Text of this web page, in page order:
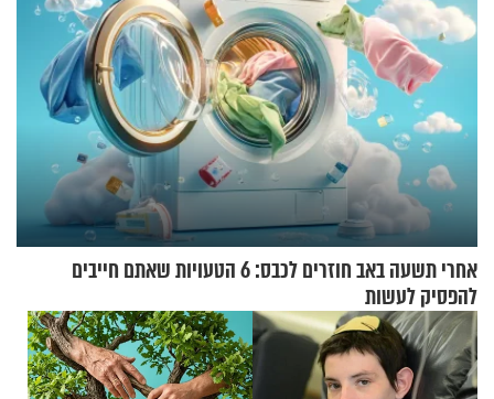
אחרי תשעה באב חוזרים לכבס: 6 הטעויות שאתם חייבים
להפסיק לעשות